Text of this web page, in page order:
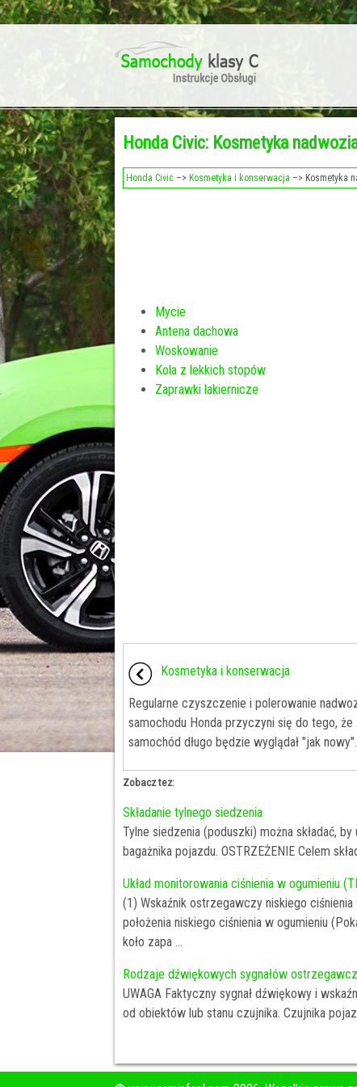
Honda Civic: Kosmetyka
Honda Civic –> Kosmetyka i konserwacja –> Kosmetyka
Mycie
Antena dachowa
Woskowanie
Kola z lekkich stopów
Zaprawki lakiernicze
Kosmetyka i konserwacja
Regularne czyszczenie i polerowanie
samochodu Honda przyczyni się do tego, że
samochód długo będzie wyglądał "jak
Zobacz tez:
Składanie tylnego siedzenia
Tylne siedzenia (poduszki) można składać,
bagażnika pojazdu. OSTRZEŻENIE Celem
Układ monitorowania ciśnienia w ogumieniu
(1) Wskaźnik ostrzegawczy niskiego
położenia niskiego ciśnienia w ogumieniu
koło zapa ...
Rodzaje dźwiękowych sygnałów
UWAGA Faktyczny sygnał dźwiękowy i
od obiektów lub stanu czujnika. Czujnika